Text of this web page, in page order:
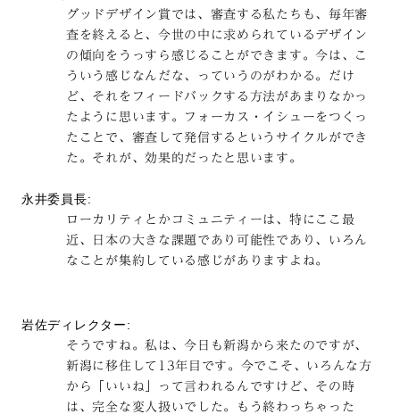
グッドデザイン賞では、審査する私たちも、毎年審
査を終えると、今世の中に求められているデザイン
の傾向をうっすら感じることができます。今は、こ
ういう感じなんだな、っていうのがわかる。だけ
ど、それをフィードバックする方法があまりなかっ
たように思います。フォーカス・イシューをつくっ
たことで、審査して発信するというサイクルができ
た。それが、効果的だったと思います。
永井委員長:
ローカリティとかコミュニティーは、特にここ最
近、日本の大きな課題であり可能性であり、いろん
なことが集約している感じがありますよね。
岩佐ディレクター:
そうですね。私は、今日も新潟から来たのですが、
新潟に移住して13年目です。今でこそ、いろんな方
から「いいね」って言われるんですけど、その時
は、完全な変人扱いでした。もう終わっちゃった